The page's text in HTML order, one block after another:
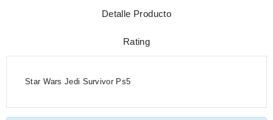
Detalle Producto
Rating
Star Wars Jedi Survivor Ps5